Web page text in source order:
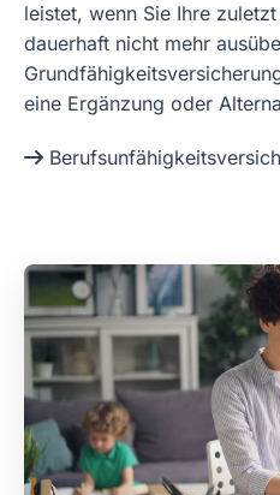
leistet, wenn Sie Ihre
dauerhaft nicht mehr
eine Ergänzung oder